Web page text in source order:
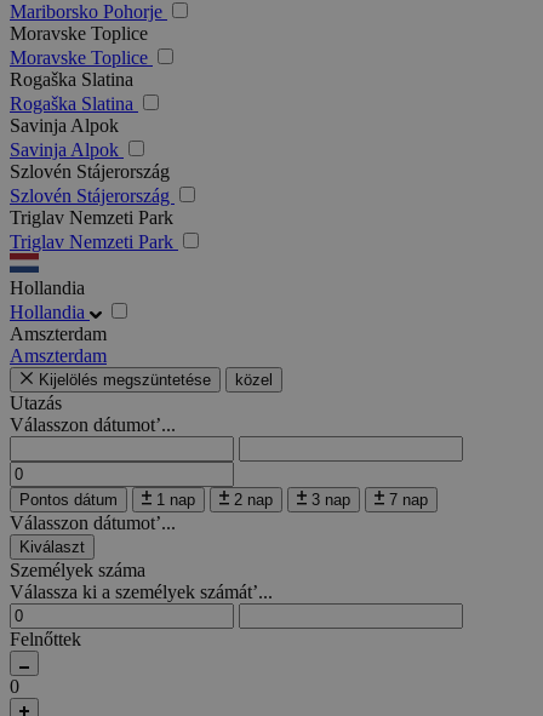
Mariborsko Pohorje
Moravske Toplice
Moravske Toplice
Rogaška Slatina
Rogaška Slatina
Savinja Alpok
Savinja Alpok
Szlovén Stájerország
Szlovén Stájerország
Triglav Nemzeti Park
Triglav Nemzeti Park
Hollandia
Hollandia
Amszterdam
Amszterdam
Kijelölés megszüntetése közel
Utazás
Válasszon dátumot’...
Pontos dátum 1 nap 2 nap 3 nap 7 nap
Válasszon dátumot’...
Kiválaszt
Személyek száma
Válassza ki a személyek számát’...
Felnőttek
0